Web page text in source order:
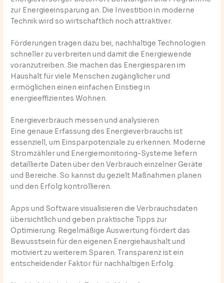
zur Energieeinsparung an. Die Investition in moderne
Technik wird so wirtschaftlich noch attraktiver.
Förderungen tragen dazu bei, nachhaltige Technologien
schneller zu verbreiten und damit die Energiewende
voranzutreiben. Sie machen das Energiesparen im
Haushalt für viele Menschen zugänglicher und
ermöglichen einen einfachen Einstieg in
energieeffizientes Wohnen.
Energieverbrauch messen und analysieren
Eine genaue Erfassung des Energieverbrauchs ist
essenziell, um Einsparpotenziale zu erkennen. Moderne
Stromzähler und Energiemonitoring-Systeme liefern
detaillierte Daten über den Verbrauch einzelner Geräte
und Bereiche. So kannst du gezielt Maßnahmen planen
und den Erfolg kontrollieren.
Apps und Software visualisieren die Verbrauchsdaten
übersichtlich und geben praktische Tipps zur
Optimierung. Regelmäßige Auswertung fördert das
Bewusstsein für den eigenen Energiehaushalt und
motiviert zu weiterem Sparen. Transparenz ist ein
entscheidender Faktor für nachhaltigen Erfolg.